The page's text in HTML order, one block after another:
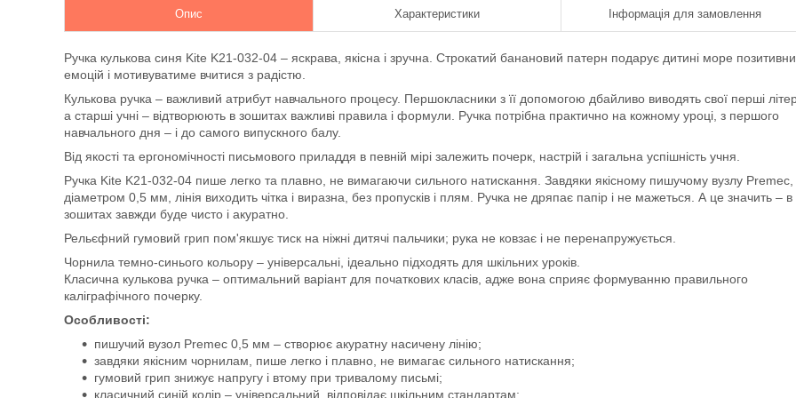
Опис Характеристики Інформація для замовлення
Ручка кулькова синя Kite K21-032-04 – яскрава, якісна і зручна. Строкатий банановий патерн подарує дитині море
емоцій і мотивуватиме вчитися з радістю.
Кулькова ручка – важливий атрибут навчального процесу. Першокласники з її допомогою дбайливо виводять свої перші
а старші учні – відтворюють в зошитах важливі правила і формули. Ручка потрібна практично на кожному уроці, з першого
навчального дня – і до самого випускного балу.
Від якості та ергономічності письмового приладдя в певній мірі залежить почерк, настрій і загальна успішність учня.
Ручка Kite K21-032-04 пише легко та плавно, не вимагаючи сильного натискання. Завдяки якісному пишучому вузлу Premec,
діаметром 0,5 мм, лінія виходить чітка і виразна, без пропусків і плям. Ручка не дряпає папір і не мажеться. А це значить – в
зошитах завжди буде чисто і акуратно.
Рельєфний гумовий грип пом'якшує тиск на ніжні дитячі пальчики; рука не ковзає і не перенапружується.
Чорнила темно-синього кольору – універсальні, ідеально підходять для шкільних уроків.
Класична кулькова ручка – оптимальний варіант для початкових класів, адже вона сприяє формуванню правильного
каліграфічного почерку.
Особливості:
пишучий вузол Premec 0,5 мм – створює акуратну насичену лінію;
завдяки якісним чорнилам, пише легко і плавно, не вимагає сильного натискання;
гумовий грип знижує напругу і втому при тривалому письмі;
класичний синій колір – універсальний, відповідає шкільним стандартам;